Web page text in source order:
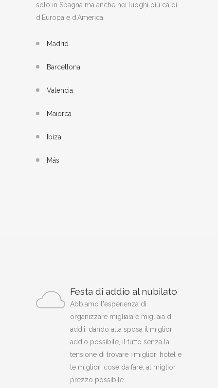
solo in Spagna ma anche nei luoghi più caldi
d'Europa e d'America.
Madrid
Barcellona
Valencia
Maiorca
Ibiza
Más
Festa di addio al nubilato
Abbiamo l'esperienza di
organizzare migliaia e migliaia di
addii, dando alla sposa il miglior
addio possibile, il tutto senza la
tensione di trovare i migliori hotel e
le migliori cose da fare, al miglior
prezzo possibile.